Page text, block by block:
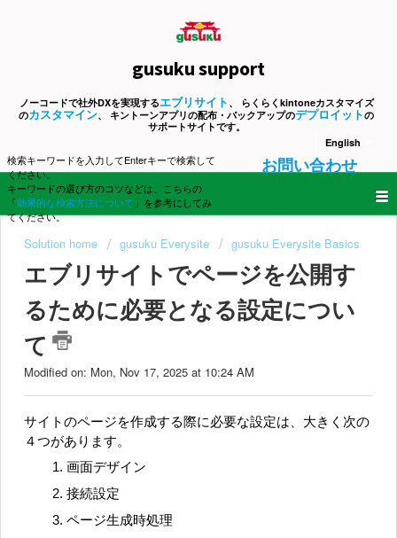
gusuku support
ノーコードで社外DXを実現するエブリサイト 、 らくらくkintoneカスタマイズ
のカスタマイン、 キントーンアプリの配布・バックアップのデプロイットの
サポートサイトです。
English
検索キーワードを入力してEnterキーで検索して
ください。
キーワードの選び方のコツなどは、こちらの
「効果的な検索方法について 」を参考にしてみ
てください。
お問い合わせ
Solution home gusuku Everysite gusuku Everysite Basics
エブリサイトでページを公開す
るために必要となる設定につい
て
Modified on: Mon, Nov 17, 2025 at 10:24 AM
サイトのページを作成する際に必要な設定は、大きく次の
４つがあります。
画面デザイン
接続設定
ページ生成時処理